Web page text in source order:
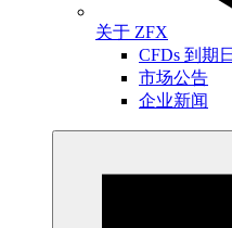
关于 ZFX
CFDs 到期日
市场公告
企业新闻